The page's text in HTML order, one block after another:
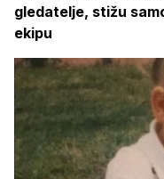
gledatelje, stižu
ekipu